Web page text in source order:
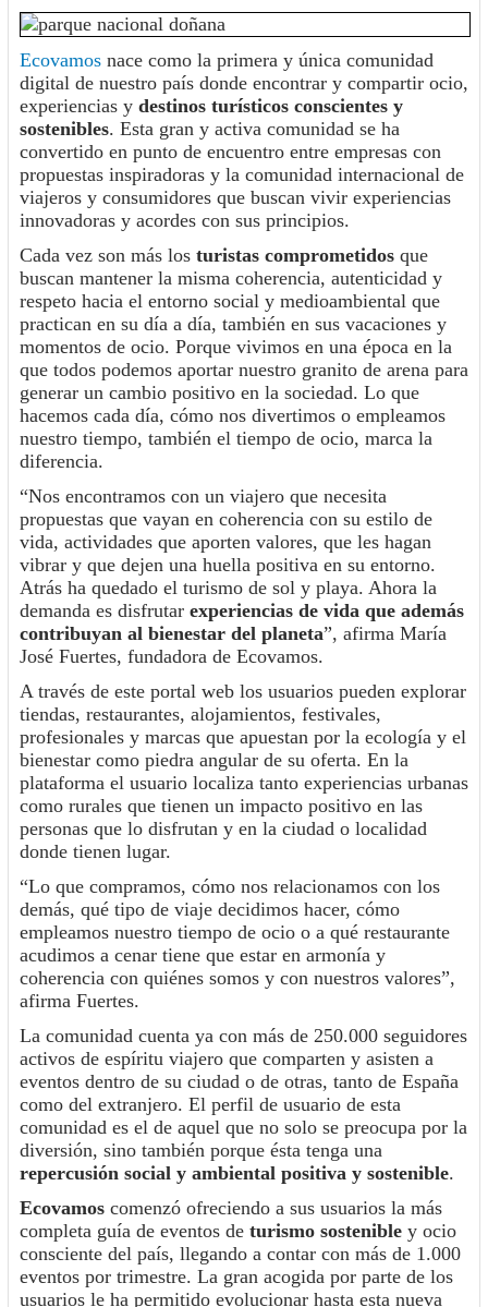
Ecovamos nace como la primera y única comunidad
digital de nuestro país donde encontrar y compartir ocio,
experiencias y destinos turísticos conscientes y
sostenibles. Esta gran y activa comunidad se ha
convertido en punto de encuentro entre empresas con
propuestas inspiradoras y la comunidad internacional de
viajeros y consumidores que buscan vivir experiencias
innovadoras y acordes con sus principios.
Cada vez son más los turistas comprometidos que
buscan mantener la misma coherencia, autenticidad y
respeto hacia el entorno social y medioambiental que
practican en su día a día, también en sus vacaciones y
momentos de ocio. Porque vivimos en una época en la
que todos podemos aportar nuestro granito de arena para
generar un cambio positivo en la sociedad. Lo que
hacemos cada día, cómo nos divertimos o empleamos
nuestro tiempo, también el tiempo de ocio, marca la
diferencia.
“Nos encontramos con un viajero que necesita
propuestas que vayan en coherencia con su estilo de
vida, actividades que aporten valores, que les hagan
vibrar y que dejen una huella positiva en su entorno.
Atrás ha quedado el turismo de sol y playa. Ahora la
demanda es disfrutar experiencias de vida que además
contribuyan al bienestar del planeta”, afirma María
José Fuertes, fundadora de Ecovamos.
A través de este portal web los usuarios pueden explorar
tiendas, restaurantes, alojamientos, festivales,
profesionales y marcas que apuestan por la ecología y el
bienestar como piedra angular de su oferta. En la
plataforma el usuario localiza tanto experiencias urbanas
como rurales que tienen un impacto positivo en las
personas que lo disfrutan y en la ciudad o localidad
donde tienen lugar.
“Lo que compramos, cómo nos relacionamos con los
demás, qué tipo de viaje decidimos hacer, cómo
empleamos nuestro tiempo de ocio o a qué restaurante
acudimos a cenar tiene que estar en armonía y
coherencia con quiénes somos y con nuestros valores”,
afirma Fuertes.
La comunidad cuenta ya con más de 250.000 seguidores
activos de espíritu viajero que comparten y asisten a
eventos dentro de su ciudad o de otras, tanto de España
como del extranjero. El perfil de usuario de esta
comunidad es el de aquel que no solo se preocupa por la
diversión, sino también porque ésta tenga una
repercusión social y ambiental positiva y sostenible.
Ecovamos comenzó ofreciendo a sus usuarios la más
completa guía de eventos de turismo sostenible y ocio
consciente del país, llegando a contar con más de 1.000
eventos por trimestre. La gran acogida por parte de los
usuarios le ha permitido evolucionar hasta esta nueva